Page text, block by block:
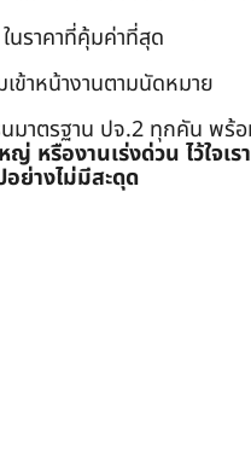
นราคาที่คุ้มค่าที่สุด
ข้าหน้างานตามนัดหมาย
นมาตรฐาน ปจ.2 ทุกคัน พ
ญ่ หรืองานเร่งด่วน ไว้ใจ
ย่างไม่มีสะดุด